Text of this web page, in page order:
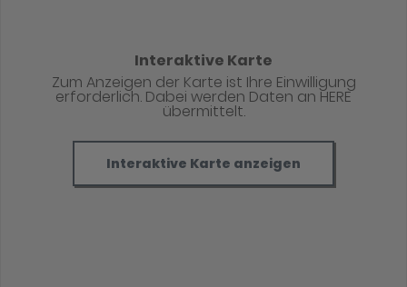
Interaktive Karte
Zum Anzeigen der Karte ist Ihre Einwilligung
erforderlich. Dabei werden Daten an HERE
übermittelt.
Interaktive Karte anzeigen